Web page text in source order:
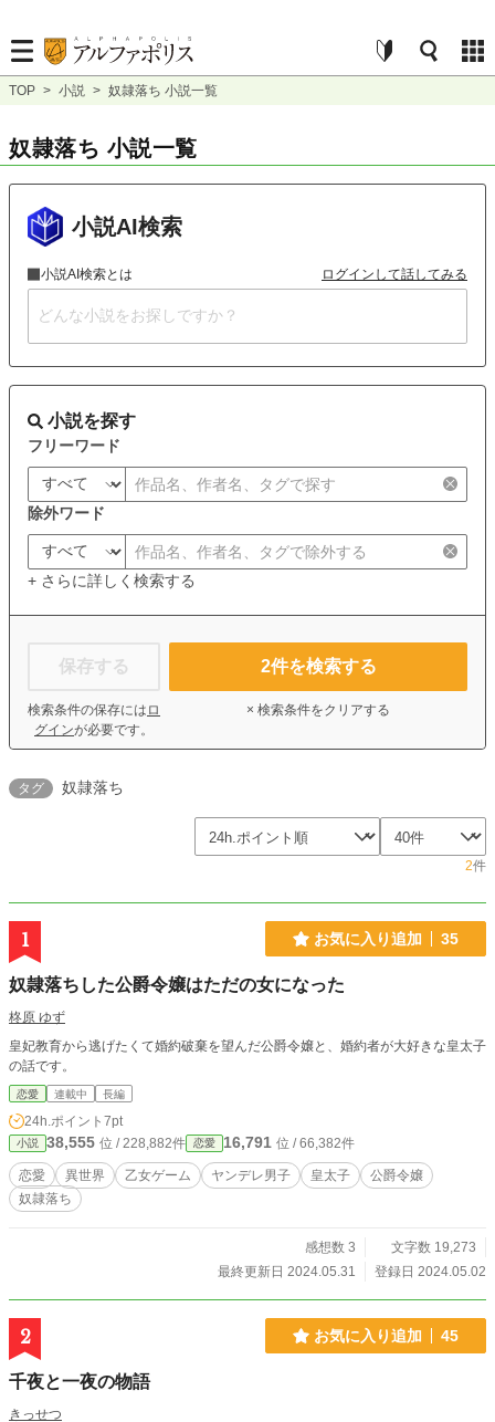
TOP > 小説 > 奴隷落ち 小説一覧
奴隷落ち 小説一覧
小説AI検索
小説AI検索とは ログインして話してみる
小説を探す
フリーワード
除外ワード
+ さらに詳しく検索する
保存する
検索条件の保存には ロ
グインが必要です。
2件を検索する
× 検索条件をクリアする
タグ 奴隷落ち
2件
1 お気に入り追加 35
奴隷落ちした公爵令嬢はただの女になった
柊原 ゆず
皇妃教育から逃げたくて婚約破棄を望んだ公爵令嬢と、婚約者が大好きな皇太子
の話です。
恋愛 連載中 長編
24h.ポイント 7pt
小説 38,555 位 / 228,882件 恋愛 16,791 位 / 66,382件
恋愛 異世界 乙女ゲーム ヤンデレ男子 皇太子
公爵令嬢
奴隷落ち
感想数 3
文字数 19,273
最終更新日 2024.05.31
登録日 2024.05.02
2 お気に入り追加 45
千夜と一夜の物語
きっせつ